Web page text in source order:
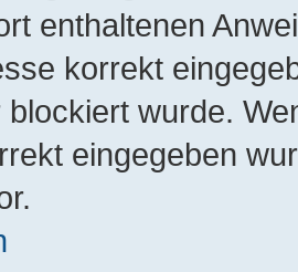
enthaltenen
korrekt
blockiert wurde.
eingegeben